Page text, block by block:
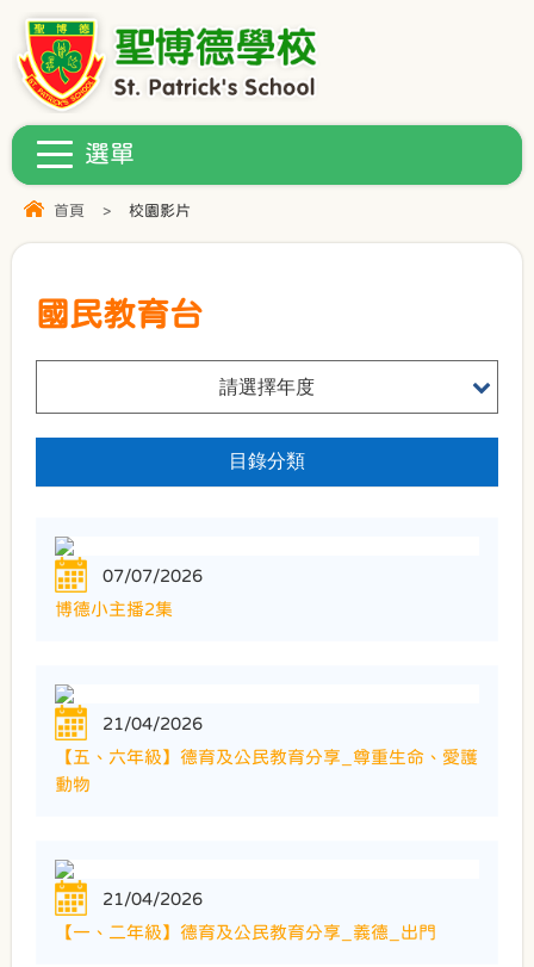
首頁 > 校園影片
國民教育台
請選擇年度
目錄分類
07/07/2026
博德小主播2集
21/04/2026
【五、六年級】德育及公民教育分享_尊重生命、愛護
動物
21/04/2026
【一、二年級】德育及公民教育分享_義德_出門